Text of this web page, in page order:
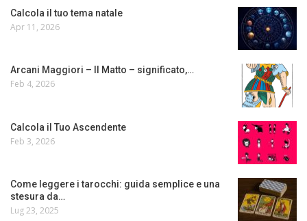
Calcola il tuo tema natale
Apr 11, 2026
Arcani Maggiori – Il Matto – significato,…
Feb 4, 2026
Calcola il Tuo Ascendente
Feb 3, 2026
Come leggere i tarocchi: guida semplice e una
stesura da…
Lug 23, 2025